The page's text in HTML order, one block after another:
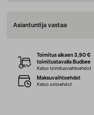
Asiantuntija vastaa
Toimitus alkaen 3,90 €
toimitustavalla Budbee
Katso toimitusvaihtoehdot
Maksuvaihtoehdot
Katso ostoehdot